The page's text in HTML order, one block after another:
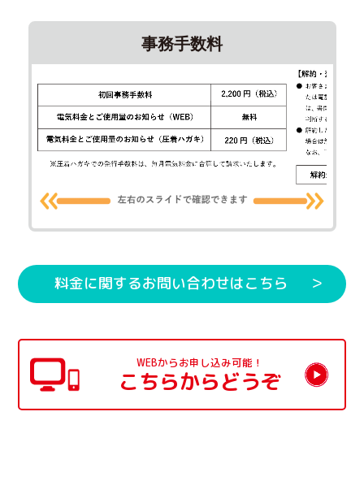
事務手数料
料金に関するお問い合わせはこちら
WEBからお申し込み可能！
こちらからどうぞ